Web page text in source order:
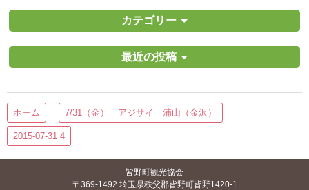
カテゴリー
最近の投稿
ホーム 7/31（金） アジサイ 浦山（金沢）
2015-07-31 4
皆野町観光協会
〒369-1492 埼玉県秩父郡皆野町皆野1420-1